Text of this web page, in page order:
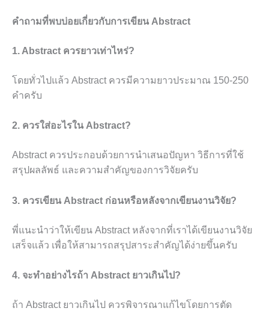
คำถามที่พบบ่อยเกี่ยวกับการเขียน Abstract
1. Abstract ควรยาวเท่าไหร่?
โดยทั่วไปแล้ว Abstract ควรมีความยาวประมาณ 150-250
คำครับ
2. ควรใส่อะไรใน Abstract?
Abstract ควรประกอบด้วยการนำเสนอปัญหา วิธีการที่ใช้
สรุปผลลัพธ์ และความสำคัญของการวิจัยครับ
3. ควรเขียน Abstract ก่อนหรือหลังจากเขียนงานวิจัย?
พี่แนะนำว่าให้เขียน Abstract หลังจากที่เราได้เขียนงานวิจัย
เสร็จแล้ว เพื่อให้สามารถสรุปสาระสำคัญได้ง่ายขึ้นครับ
4. จะทำอย่างไรถ้า Abstract ยาวเกินไป?
ถ้า Abstract ยาวเกินไป ควรพิจารณาแก้ไขโดยการตัด